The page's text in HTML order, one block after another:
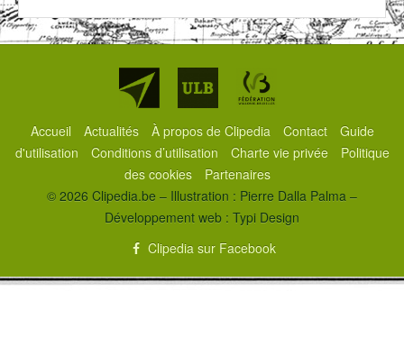
Partenaires
Accueil Actualités À propos de Clipedia Contact
Guide
d'utilisation
Conditions d’utilisation Charte vie privée
Politique
des cookies
Partenaires
© 2026 Clipedia.be – Illustration : Pierre Dalla Palma –
Développement web : Typi Design
Clipedia sur Facebook